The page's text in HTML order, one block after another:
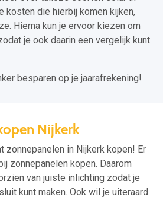
kosten die hierbij komen kijken,
Hierna kun je ervoor kiezen om
je ook daarin een vergelijk kunt
besparen op je jaarafrekening!
Nijkerk
zonnepanelen in Nijkerk kopen! Er
zonnepanelen kopen. Daarom
van juiste inlichting zodat je
kunt maken. Ook wil je uiteraard